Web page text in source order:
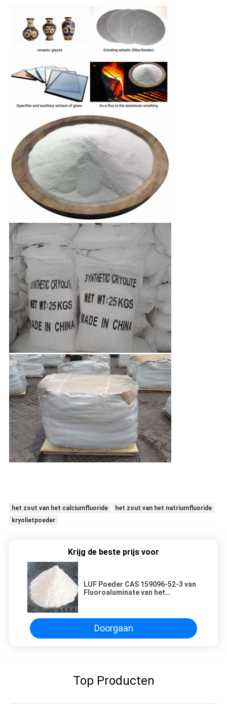
het zout van het calciumfluoride
het zout van het natriumfluoride
kryolietpoeder
Krijg de beste prijs voor
LUF Poeder CAS 159096-52-3 van
Fluoroaluminate van het
Doorgaan
Top Producten